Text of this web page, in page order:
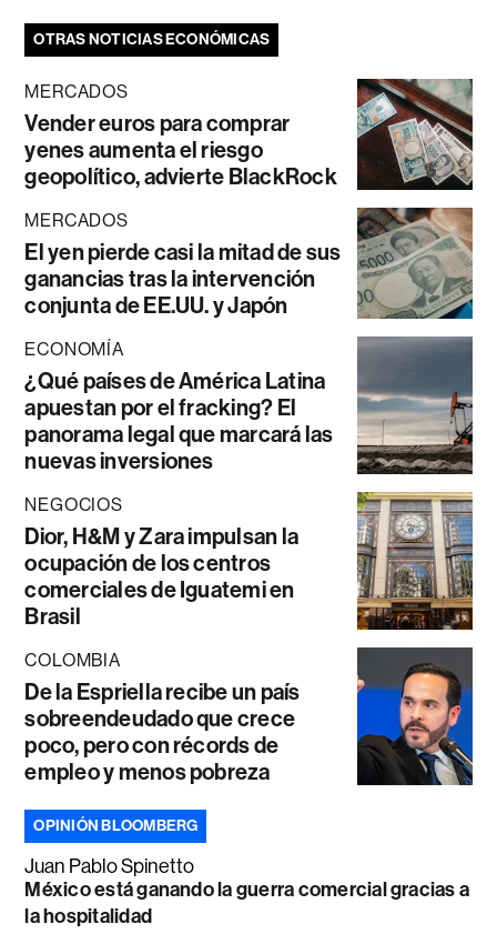
OTRAS NOTICIAS ECONÓMICAS
MERCADOS
Vender euros para comprar
yenes aumenta el riesgo
geopolítico, advierte BlackRock
MERCADOS
El yen pierde casi la mitad de sus
ganancias tras la intervención
conjunta de EE.UU. y Japón
ECONOMÍA
¿Qué países de América Latina
apuestan por el fracking? El
panorama legal que marcará las
nuevas inversiones
NEGOCIOS
Dior, H&M y Zara impulsan la
ocupación de los centros
comerciales de Iguatemi en
Brasil
COLOMBIA
De la Espriella recibe un país
sobreendeudado que crece
poco, pero con récords de
empleo y menos pobreza
OPINIÓN BLOOMBERG
Juan Pablo Spinetto
México está ganando la guerra comercial gracias a
la hospitalidad